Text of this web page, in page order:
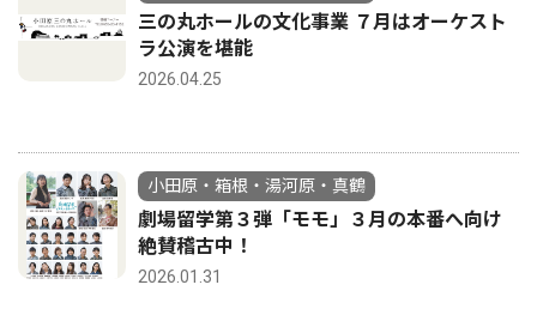
三の丸ホールの文化事業 ７月はオーケスト
ラ公演を堪能
2026.04.25
小田原・箱根・湯河原・真鶴
劇場留学第３弾「モモ」３月の本番へ向け
絶賛稽古中！
2026.01.31